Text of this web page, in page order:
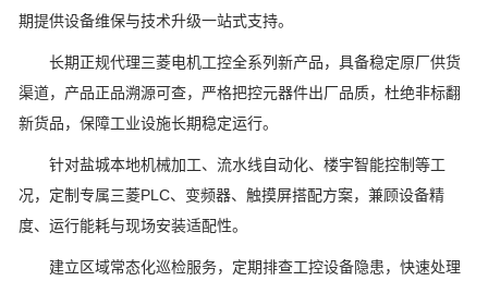
期提供设备维保与技术升级一站式支持。
长期正规代理三菱电机工控全系列新产品，具备稳定原厂供货
渠道，产品正品溯源可查，严格把控元器件出厂品质，杜绝非标翻
新货品，保障工业设施长期稳定运行。
针对盐城本地机械加工、流水线自动化、楼宇智能控制等工
况，定制专属三菱PLC、变频器、触摸屏搭配方案，兼顾设备精
度、运行能耗与现场安装适配性。
建立区域常态化巡检服务，定期排查工控设备隐患，快速处理